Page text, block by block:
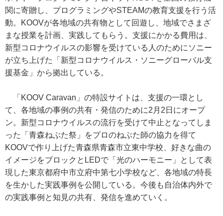
関に寄贈し、プログラミングやSTEAMの教育支援を行う活
動。KOOVが各地域の共有物として回遊し、地域でさまざ
まな授業を計画、実践してもらう。支援にかかる費用は、
新型コロナウイルスの影響を受けている人のためにソニー
が立ち上げた「新型コロナウイルス・ソニーグローバル支
援基金」から拠出している。
「KOOV Caravan」の特設サイトは、支援の一環とし
て、各地域の事例の共有・発信のために2月2日にオープ
ン。新型コロナウイルスの流行を受けて中止となってしま
った「青森ねぶた祭」をプロのねぶた師の協力を得て
KOOVで作り上げた青森県青森市立東中学校、好きな曲の
イメージをブロックとLEDで「光のハーモニー」として表
現した東京都府中市立府中第七小学校など、各地域の特長
を生かした実践事例を公開している。今後も自治体内外で
の実践事例と知見の共有、発信を進めていく。